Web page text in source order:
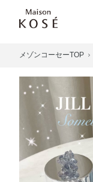
メゾンコーセーTOP